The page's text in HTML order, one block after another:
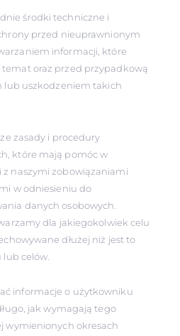
środki techniczne i
przed nieuprawnionym
informacji, które
oraz przed przypadkową
lub uszkodzeniem takich
zasady i procedury
które mają pomóc w
naszymi zobowiązaniami
w odniesieniu do
danych osobowych.
dla jakiegokolwiek celu
dłużej niż jest to
celów.
informacje o użytkowniku
jak wymagają tego
wymienionych okresach